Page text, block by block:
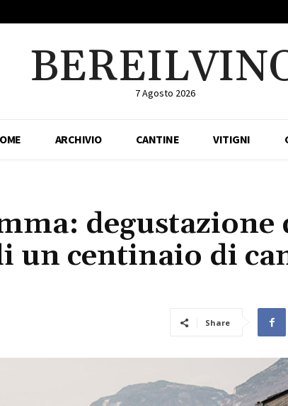
7 Agosto 2026
ARCHIVIO CANTINE VITIGNI
degustazione
un centinaio di
Share